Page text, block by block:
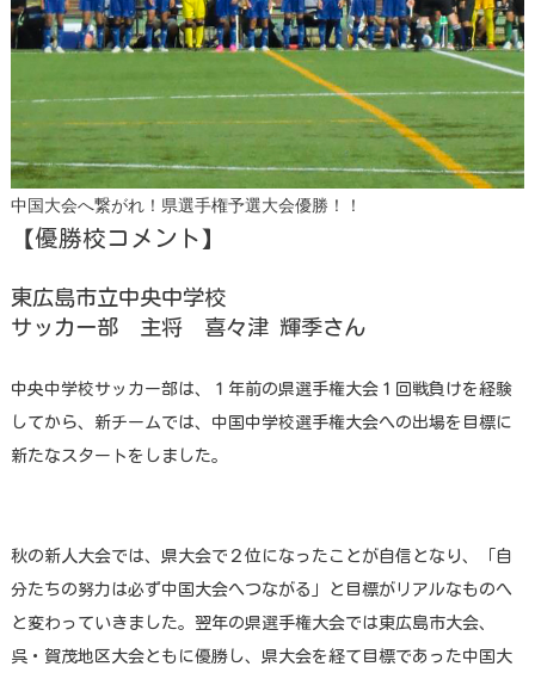
中国大会へ繋がれ！県選手権予選大会優勝！！
【優勝校コメント】
東広島市立中央中学校
サッカー部 主将 喜々津 輝季さん
中央中学校サッカー部は、１年前の県選手権大会１回戦負けを経験
してから、新チームでは、中国中学校選手権大会への出場を目標に
新たなスタートをしました。
秋の新人大会では、県大会で２位になったことが自信となり、「自
分たちの努力は必ず中国大会へつながる」と目標がリアルなものへ
と変わっていきました。翌年の県選手権大会では東広島市大会、
呉・賀茂地区大会ともに優勝し、県大会を経て目標であった中国大